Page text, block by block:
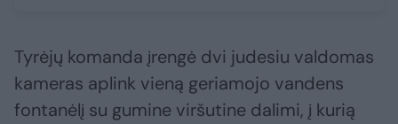
Tyrėjų komanda įrengė dvi judesiu valdomas
kameras aplink vieną geriamojo vandens
fontanėlį su gumine viršutine dalimi, į kurią